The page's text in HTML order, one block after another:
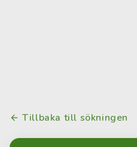
Tillbaka till sökningen